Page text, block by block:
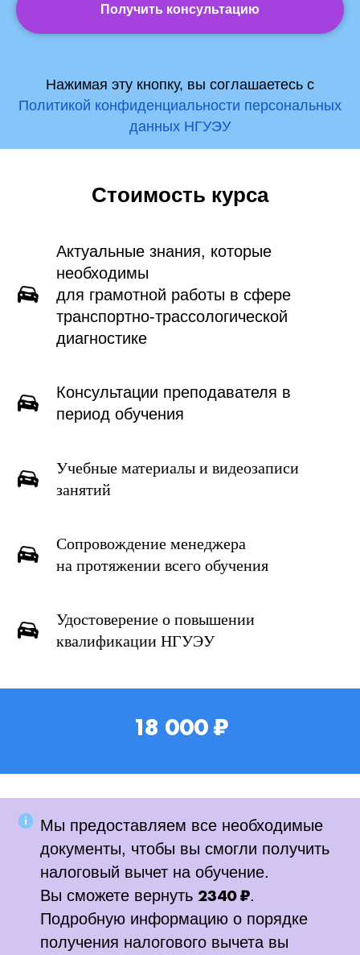
Получить консультацию
Нажимая эту кнопку, вы соглашаетесь с
Политикой конфиденциальности персональных
данных НГУЭУ
Стоимость курса
Актуальные знания, которые
необходимы
для грамотной работы в сфере
транспортно-трассологической
диагностике
Консультации преподавателя в
период обучения
Учебные материалы и видеозаписи
занятий
Сопровождение менеджера
на протяжении всего обучения
Удостоверение о повышении
квалификации НГУЭУ
18 000 ₽
Мы предоставляем все необходимые
документы, чтобы вы смогли получить
налоговый вычет на обучение.
Вы сможете вернуть 2340 ₽.
Подробную информацию о порядке
получения налогового вычета вы